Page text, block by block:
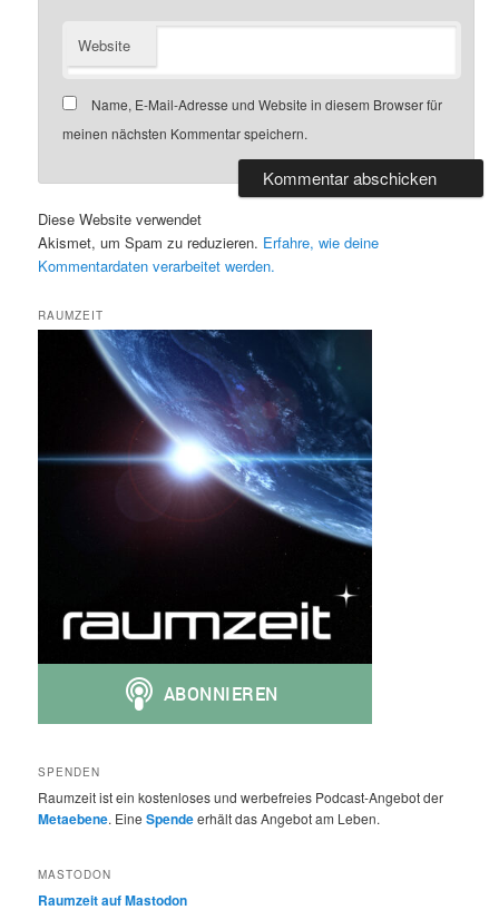
Website
Name, E-Mail-Adresse und Website in diesem Browser für
meinen nächsten Kommentar speichern.
Diese Website verwendet
Akismet, um Spam zu reduzieren. Erfahre, wie deine
Kommentardaten verarbeitet werden.
RAUMZEIT
SPENDEN
Raumzeit ist ein kostenloses und werbefreies Podcast-Angebot der
Metaebene. EineSpendeerhält das Angebot am Leben.
MASTODON
Raumzeit auf Mastodon